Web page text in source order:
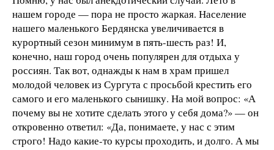
нашем городе — пора не просто жаркая. Население
нашего маленького Бердянска увеличивается в
курортный сезон минимум в пять-шесть раз! И,
конечно, наш город очень популярен для отдыха у
россиян. Так вот, однажды к нам в храм пришел
молодой человек из Сургута с просьбой крестить его
самого и его маленького сынишку. На мой вопрос: «А
почему вы не хотите сделать этого у себя дома?» — он
откровенно ответил: «Да, понимаете, у нас с этим
строго! Надо какие-то курсы проходить, и долго. А мы